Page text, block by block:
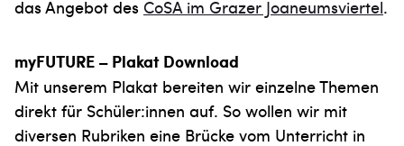
das Angebot des CoSA im Grazer Joaneumsviertel.
myFUTURE – Plakat Download
Mit unserem Plakat bereiten wir einzelne Themen
direkt für Schüler:innen auf. So wollen wir mit
diversen Rubriken eine Brücke vom Unterricht in